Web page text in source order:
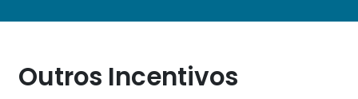
Outros Incentivos